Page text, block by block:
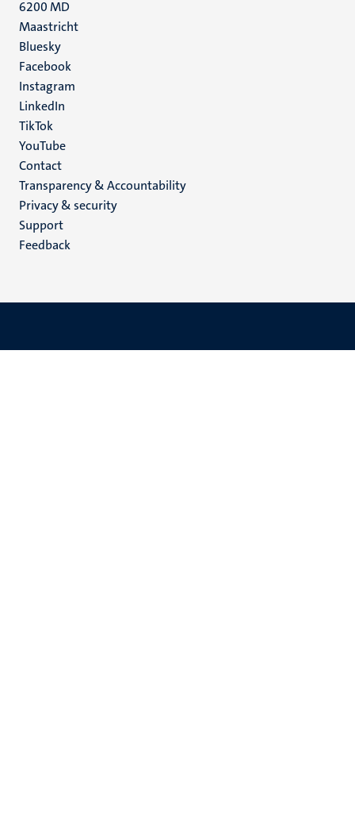
6200 MD
Maastricht
Social
media
Bluesky
Facebook
Instagram
LinkedIn
TikTok
YouTube
Menu
footer
(EN)
Contact
Transparency & Accountability
Privacy & security
Support
Feedback